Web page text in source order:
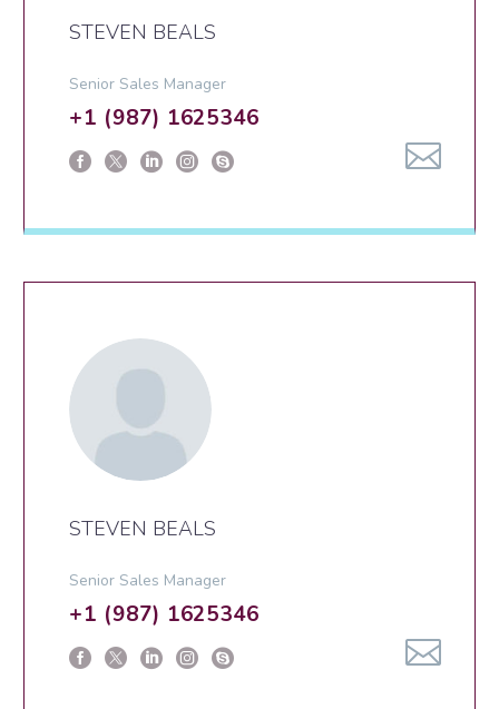
STEVEN BEALS
Senior Sales Manager
+1 (987) 1625346
STEVEN BEALS
Senior Sales Manager
+1 (987) 1625346